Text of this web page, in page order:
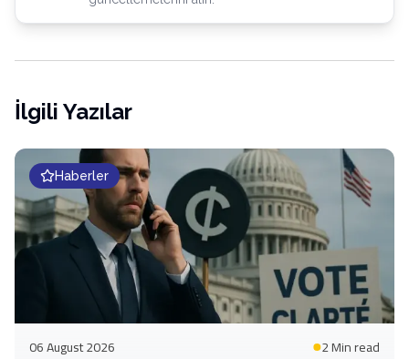
İlgili Yazılar
Haberler
06 August 2026 2 Minread